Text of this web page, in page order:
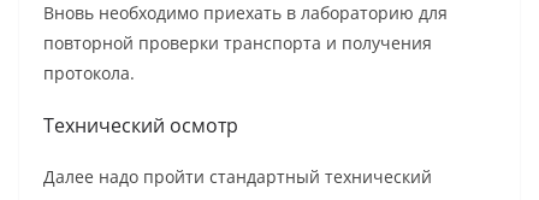
Вновь необходимо приехать в лабораторию для
повторной проверки транспорта и получения
протокола.
Технический осмотр
Далее надо пройти стандартный технический